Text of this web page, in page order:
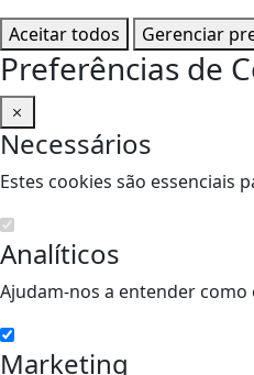
Aceitar todos
Gerenciar
Preferências de
Necessários
Estes cookies são essenciais
Analíticos
Ajudam-nos a entender
Marketing